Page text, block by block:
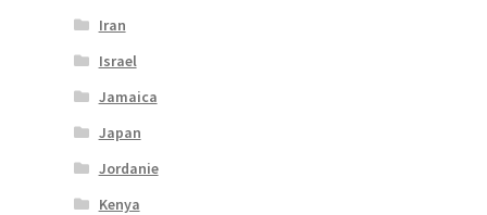
Iran
Israel
Jamaica
Japan
Jordanie
Kenya